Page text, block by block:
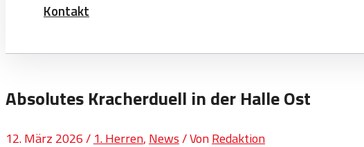
Kontakt
Absolutes Kracherduell in der Halle Ost
12. März 2026/ 1. Herren, News/ VonRedaktion